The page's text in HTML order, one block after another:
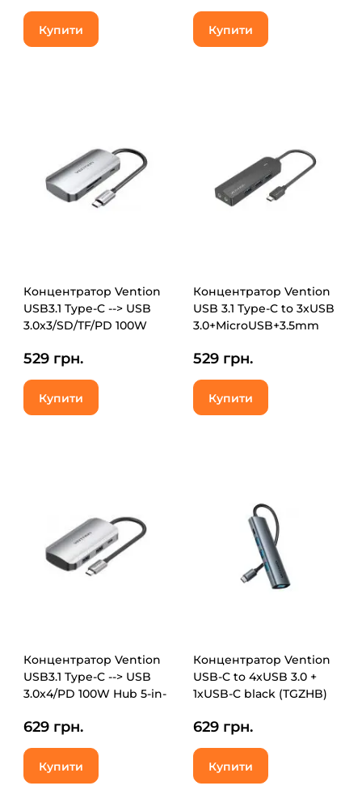
Купити Купити
Концентратор Vention
USB3.1 Type-C --> USB
3.0x3/SD/TF/PD 100W
529 грн.
Купити
Концентратор Vention
USB 3.1 Type-C to 3xUSB
3.0+MicroUSB+3.5mm
(TGQBB)
529 грн.
Купити
Концентратор Vention
USB3.1 Type-C --> USB
3.0x4/PD 100W Hub 5-in-
629 грн.
Купити
Концентратор Vention
USB-C to 4xUSB 3.0 +
1xUSB-C black (TGZHB)
629 грн.
Купити